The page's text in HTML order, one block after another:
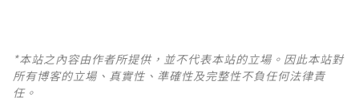
*本站之內容由作者所提供，並不代表本站的立場。因此本站對
所有博客的立場、真實性、準確性及完整性不負任何法律責
任。